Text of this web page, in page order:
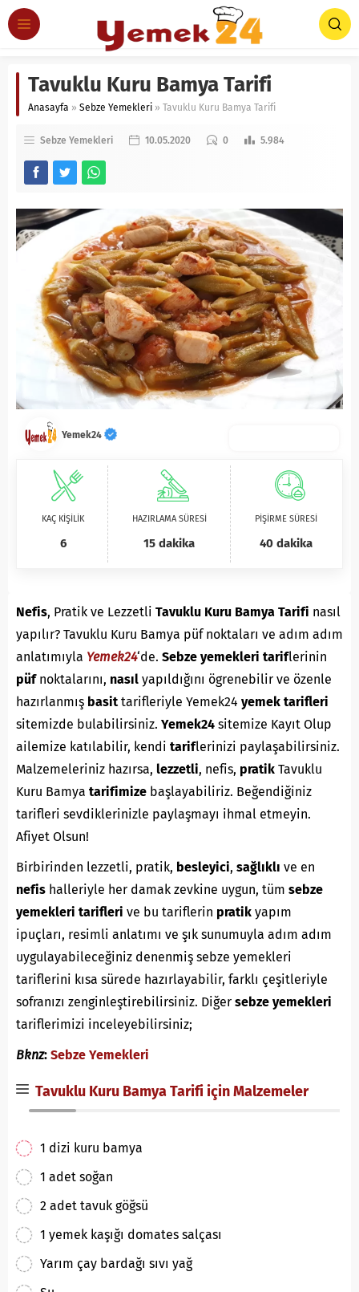
Tavuklu Kuru Bamya Tarifi
Anasayfa » Sebze Yemekleri » Tavuklu Kuru Bamya Tarifi
Sebze Yemekleri 10.05.2020 0 5.984
Yemek24
KAÇ KİŞİLİK
6
HAZIRLAMA SÜRESİ
15 dakika
PİŞİRME SÜRESİ
40 dakika
Nefis, Pratik ve Lezzetli Tavuklu Kuru Bamya Tarifi nasıl
yapılır? Tavuklu Kuru Bamya püf noktaları ve adım adım
anlatımıyla Yemek24‘de. Sebze yemekleri tariflerinin
püfnoktalarını, nasıl yapıldığını ögrenebilir ve özenle
hazırlanmış basittarifleriyle Yemek24 yemek tarifleri
sitemizde bulabilirsiniz. Yemek24 sitemize Kayıt Olup
ailemize katılabilir, kendi tariflerinizi paylaşabilirsiniz.
Malzemeleriniz hazırsa, lezzetli, nefis, pratik Tavuklu
Kuru Bamya tarifimize başlayabiliriz. Beğendiğiniz
tarifleri sevdiklerinizle paylaşmayı ihmal etmeyin.
Afiyet Olsun!
Birbirinden lezzetli, pratik, besleyici, sağlıklı ve en
nefis halleriyle her damak zevkine uygun, tüm sebze
yemekleri tarifleri ve bu tariflerin pratik yapım
ipuçları, resimli anlatımı ve şık sunumuyla adım adım
uygulayabileceğiniz denenmiş sebze yemekleri
tariflerini kısa sürede hazırlayabilir, farklı çeşitleriyle
sofranızı zenginleştirebilirsiniz. Diğer sebze yemekleri
tariflerimizi inceleyebilirsiniz;
Bknz: Sebze Yemekleri
Tavuklu Kuru Bamya Tarifi için Malzemeler
1 dizi kuru bamya
1 adet soğan
2 adet tavuk göğsü
1 yemek kaşığı domates salçası
Yarım çay bardağı sıvı yağ